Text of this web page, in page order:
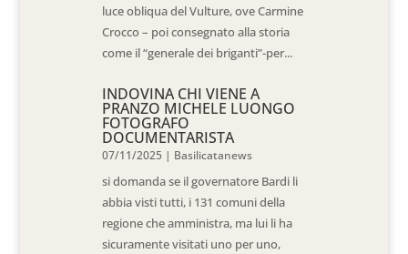
luce obliqua del Vulture, ove Carmine
Crocco – poi consegnato alla storia
come il “generale dei briganti”-per...
INDOVINA CHI VIENE A
PRANZO MICHELE LUONGO
FOTOGRAFO
DOCUMENTARISTA
07/11/2025 | Basilicatanews
si domanda se il governatore Bardi li
abbia visti tutti, i 131 comuni della
regione che amministra, ma lui li ha
sicuramente visitati uno per uno,